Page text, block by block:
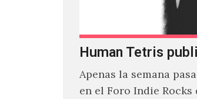
Human Tetris
Apenas la semana
en el Foro Indie